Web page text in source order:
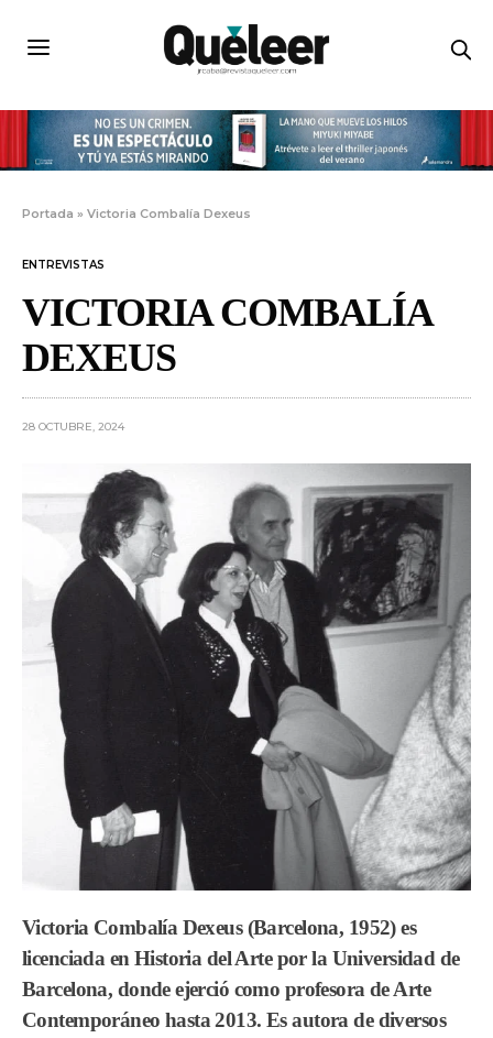
Portada »Victoria Combalía Dexeus
ENTREVISTAS
VICTORIA COMBALÍA
DEXEUS
28 OCTUBRE, 2024
Victoria Combalía Dexeus (Barcelona, 1952) es
licenciada en Historia del Arte por la Universidad de
Barcelona, donde ejerció como profesora de Arte
Contemporáneo hasta 2013. Es autora de diversos